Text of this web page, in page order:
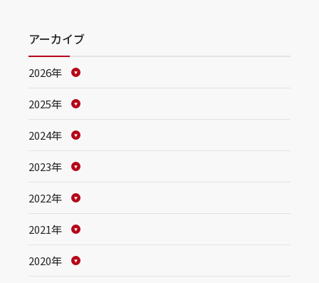
アーカイブ
2026年
2025年
2024年
2023年
2022年
2021年
2020年